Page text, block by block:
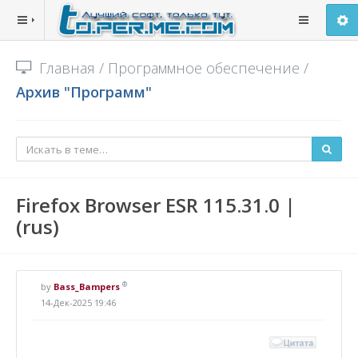
Главная / Программное обеспечение /
Архив "Программ"
Firefox Browser ESR 115.31.0 |
(rus)
by Bass_Bampers ®
14-Дек-2025 19:46